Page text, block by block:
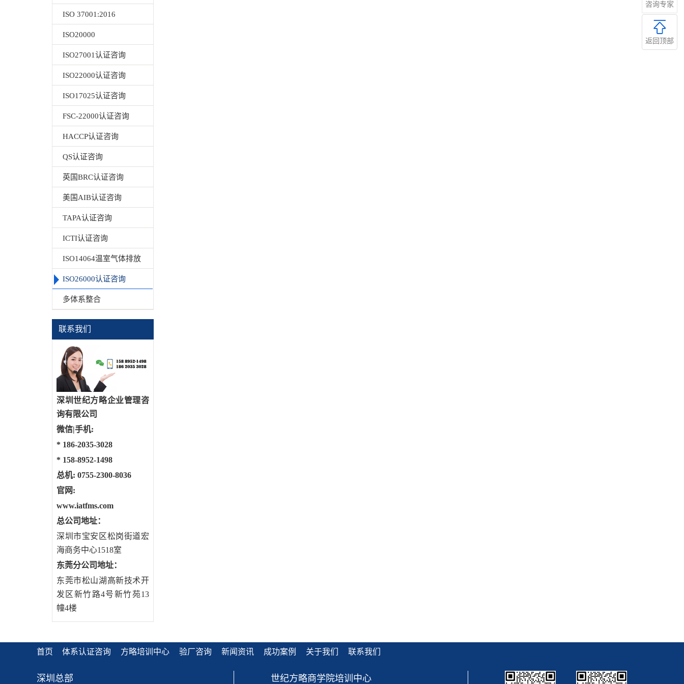
ISO 37001:2016
ISO20000
ISO27001认证咨询
ISO22000认证咨询
ISO17025认证咨询
FSC-22000认证咨询
HACCP认证咨询
QS认证咨询
英国BRC认证咨询
美国AIB认证咨询
TAPA认证咨询
ICTI认证咨询
ISO14064温室气体排放
ISO26000认证咨询
多体系整合
联系我们
深圳世纪方略企业管理咨
询有限公司
微信|手机:
* 186-2035-3028
* 158-8952-1498
总机: 0755-2300-8036
官网:
www.iatfms.com
总公司地址：
深圳市宝安区松岗街道宏
海商务中心1518室
东莞分公司地址：
东莞市松山湖高新技术开
发区新竹路4号新竹苑13
幢4楼
首页 体系认证咨询 方略培训中心 验厂咨询 新闻资讯 成功案例 关于我们 联系我们
深圳总部 世纪方略商学院培训中心
咨询专家
返回顶部